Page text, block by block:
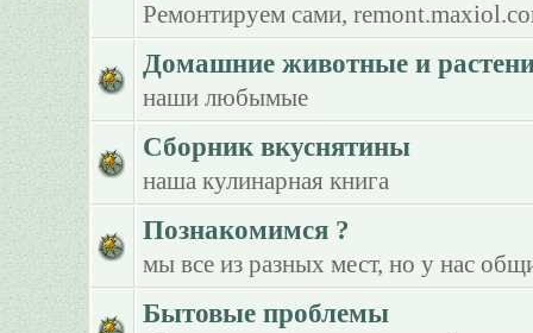
Ремонтируем сами,
Домашние животные и
наши любымые
Сборник вкуснятины
наша кулинарная книга
Познакомимся ?
мы все из разных мест, но у нас
Бытовые проблемы